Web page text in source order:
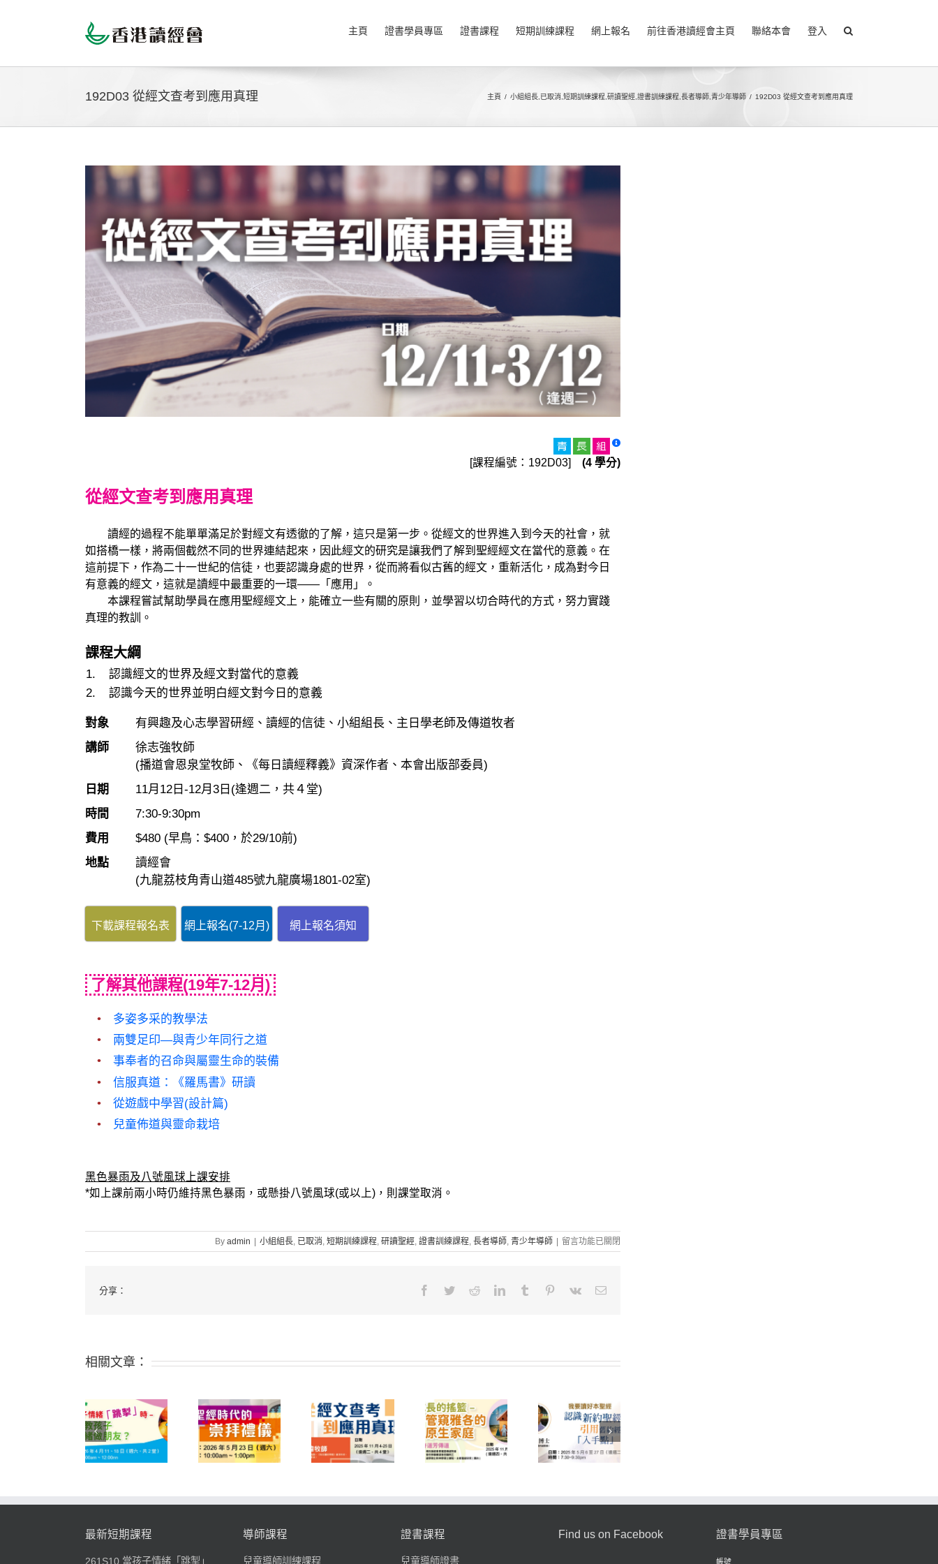
主頁 證書學員專區 證書課程 短期訓練課程 網上報名 前往香港讀經會主頁 聯絡本會 登入
192D03 從經文查考到應用真理 主頁 小組組長 已取消 短期訓練課程 研讀聖經 證書訓練課程 長者導師 青少年導師 192D03 從經文查考到應用真理
Image
[課程編號：192D03] (4 學分)
從經文查考到應用真理
讀經的過程不能單單滿足於對經文有透徹的了解，這只是第一步。從經文的世界進入到今天的社會，就
如搭橋一樣，將兩個截然不同的世界連結起來，因此經文的研究是讓我們了解到聖經經文在當代的意義。在
這前提下，作為二十一世紀的信徒，也要認識身處的世界，從而將看似古舊的經文，重新活化，成為對今日
有意義的經文，這就是讀經中最重要的一環——「應用」。
本課程嘗試幫助學員在應用聖經經文上，能確立一些有關的原則，並學習以切合時代的方式，努力實踐
真理的教訓。
課程大綱
認識經文的世界及經文對當代的意義
認識今天的世界並明白經文對今日的意義
對象
有興趣及心志學習研經、讀經的信徒、小組組長、主日學老師及傳道牧者
講師
徐志強牧師
(播道會恩泉堂牧師、《每日讀經釋義》資深作者、本會出版部委員)
日期
11月12日-12月3日 (逢週二，共４堂)
時間
7:30-9:30pm
費用
$480 (早鳥：$400，於29/10前)
地點
讀經會
(九龍荔枝角青山道485號九龍廣場1801-02室)
下載課程報名表 網上報名(7-12月) 網上報名須知
了解其他課程(19年7-12月)
多姿多采的教學法
兩雙足印—與青少年同行之道
事奉者的召命與屬靈生命的裝備
信服真道：《羅馬書》研讀
從遊戲中學習(設計篇)
兒童佈道與靈命栽培
黑色暴雨及八號風球上課安排
*如上課前兩小時仍維持黑色暴雨，或懸掛八號風球(或以上)，則課堂取消。
By admin 小組組長, 已取消, 短期訓練課程, 研讀聖經, 證書訓練課程, 長者導師, 青少年導師
在
〈192D03
真
留言功能已關閉
分享： Facebook
TwitterRedditLinkedInTumblr Pinterest
Vk Email:
相關文章：
261S11 聖經時
代的崇拜禮儀
252D03 從經
文查考到應用
真理
252A17 成長
的搖籃-管窺雅
各的原生家庭
251E40 我要
讀好本聖經—
認識新約聖經
引用舊約經文
251A16 陪伴
成長．共建快
最新短期課程
261S10 當孩子情緒「跳掣」
導師課程
兒童導師訓練課程
證書課程
兒童導師證書
Find us on Facebook 證書學員專區
帳號